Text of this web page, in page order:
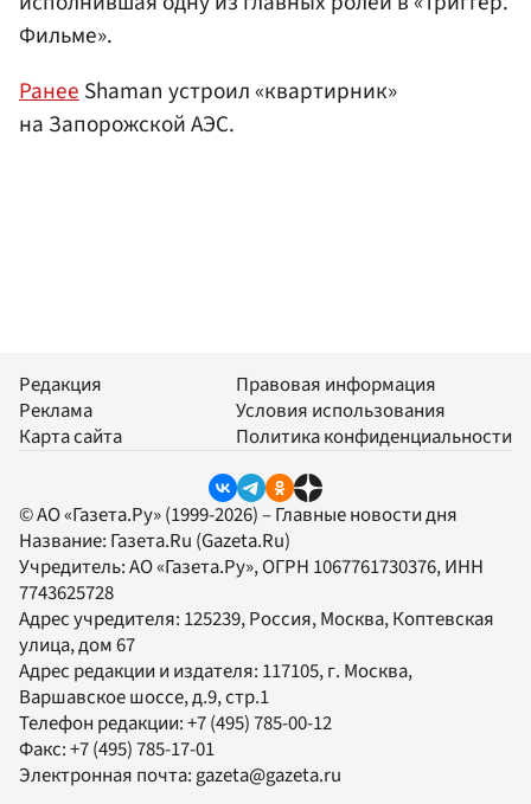
Фильме».
РанееShaman устроил «квартирник»
на Запорожской АЭС.
Редакция
Реклама
Карта сайта
Правовая информация
Условия использования
Политика конфиденциальности
© АО «Газета.Ру» (1999-2026) – Главные новости дня
Название: Газета.Ru (Gazeta.Ru)
Учредитель:АО «Газета.Ру», ОГРН 1067761730376, ИНН
7743625728
Адрес учредителя: 125239, Россия, Москва, Коптевская
улица, дом 67
Адрес редакции и издателя: 117105, г. Москва,
Варшавское шоссе, д.9, стр.1
Телефон редакции:+7 (495) 785-00-12
Факс:+7 (495) 785-17-01
Электронная почта:gazeta@gazeta.ru